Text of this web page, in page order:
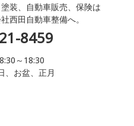
装、自動車販売、保険は
西田自動車整備へ。
8459
～18:30
、お盆、正月